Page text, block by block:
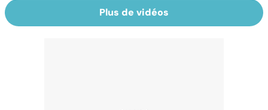
Plus de vidéos